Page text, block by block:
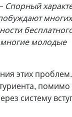
Спорный
многие молодые
этих
систему